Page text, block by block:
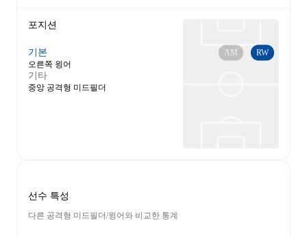
포지션
기본
오른쪽 윙어
기타
중앙 공격형 미드필더
RW
AM
선수 특성
다른 공격형 미드필더/윙어와 비교한 통계